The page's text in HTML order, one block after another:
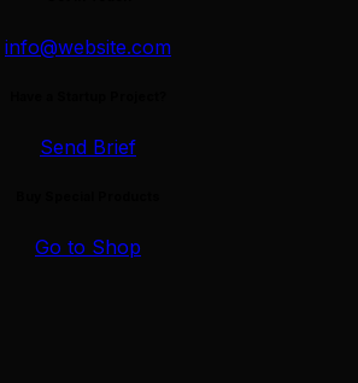
info@website.com
Send Brief
Go to Shop
de Montréal, Laval,